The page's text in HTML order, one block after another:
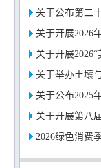
关于公布第二
关于开展2026
关于开展
关于举办土壤
关于公布2025
关于开展第八
2026绿色消费